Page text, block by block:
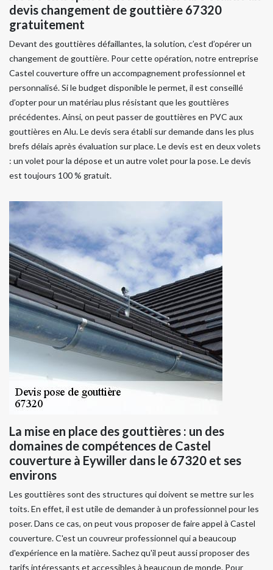
devis changement de gouttière 67320
gratuitement
Devant des gouttières défaillantes, la solution, c’est d’opérer un
changement de gouttière. Pour cette opération, notre entreprise
Castel couverture offre un accompagnement professionnel et
personnalisé. Si le budget disponible le permet, il est conseillé
d’opter pour un matériau plus résistant que les gouttières
précédentes. Ainsi, on peut passer de gouttières en PVC aux
gouttières en Alu. Le devis sera établi sur demande dans les plus
brefs délais après évaluation sur place. Le devis est en deux volets
: un volet pour la dépose et un autre volet pour la pose. Le devis
est toujours 100 % gratuit.
La mise en place des gouttières : un des
domaines de compétences de Castel
couverture à Eywiller dans le 67320 et ses
environs
Les gouttières sont des structures qui doivent se mettre sur les
toits. En effet, il est utile de demander à un professionnel pour les
poser. Dans ce cas, on peut vous proposer de faire appel à Castel
couverture. C'est un couvreur professionnel qui a beaucoup
d'expérience en la matière. Sachez qu'il peut aussi proposer des
tarifs intéressants et accessibles à beaucoup de monde. Pour